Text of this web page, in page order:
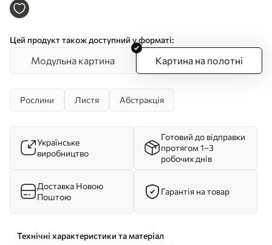
Арт. s49349
Цей продукт також доступний у форматі:
Модульна картина Картина на полотні
Рослини Листя Абстракція
Українське
виробництво
Готовий до відправки
протягом 1–3
робочих днів
Доставка Новою
Поштою
Гарантія на товар
Технічні характеристики та матеріал